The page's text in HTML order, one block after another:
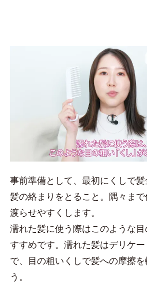
事前準備として、最初にくしで
髪の絡まりをとること。隅々ま
渡らせやすくします。
濡れた髪に使う際はこのような
すすめです。濡れた髪はデリケ
で、目の粗いくしで髪への摩擦を
う。